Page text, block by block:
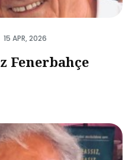
15 APR, 2026
Fenerbahçe